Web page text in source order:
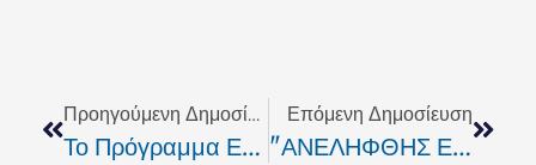
Προηγούμενη Δημοσίευση
Το Πρόγραμμα Επισκέψεων Και Εκδηλώσεων Της Κ.Όλγας Κεφαλογιάννη
Επόμενη Δημοσίευση
"ΑΝΕΛΗΦΘΗΣ ΕΝ ΔΟΞΗ ΧΡΙΣΤΕ Ο ΘΕΟΣ"